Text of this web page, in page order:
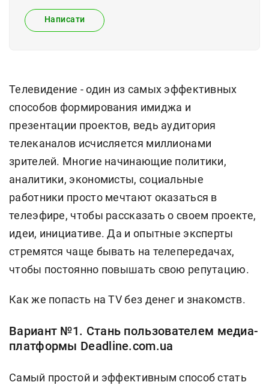
Написати
Телевидение - один из самых эффективных
способов формирования имиджа и
презентации проектов, ведь аудитория
телеканалов исчисляется миллионами
зрителей. Многие начинающие политики,
аналитики, экономисты, социальные
работники просто мечтают оказаться в
телеэфире, чтобы рассказать о своем проекте,
идеи, инициативе. Да и опытные эксперты
стремятся чаще бывать на телепередачах,
чтобы постоянно повышать свою репутацию.
Как же попасть на TV без денег и знакомств.
Вариант №1. Стань пользователем медиа-
платформы Deadline.com.ua
Самый простой и эффективным способ стать